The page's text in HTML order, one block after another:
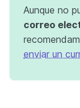
Aunque no
correo
enviar un